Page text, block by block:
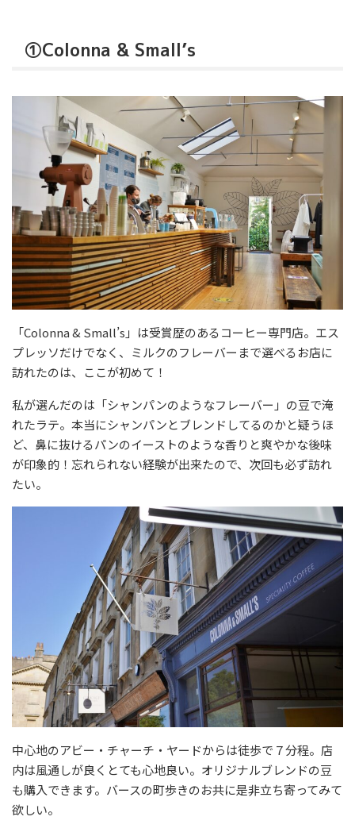
①Colonna & Small’s
「Colonna & Small’s」は受賞歴のあるコーヒー専門店。エス
プレッソだけでなく、ミルクのフレーバーまで選べるお店に
訪れたのは、ここが初めて！
私が選んだのは「シャンパンのようなフレーバー」の豆で淹
れたラテ。本当にシャンパンとブレンドしてるのかと疑うほ
ど、鼻に抜けるパンのイーストのような香りと爽やかな後味
が印象的！忘れられない経験が出来たので、次回も必ず訪れ
たい。
中心地のアビー・チャーチ・ヤードからは徒歩で７分程。店
内は風通しが良くとても心地良い。オリジナルブレンドの豆
も購入できます。バースの町歩きのお共に是非立ち寄ってみて
欲しい。